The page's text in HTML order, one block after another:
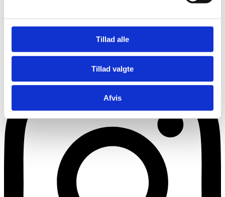
Tillad alle
Tillad valgte
Afvis
Instagram